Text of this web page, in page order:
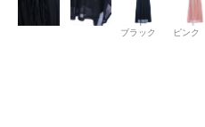
ブラック ピンク